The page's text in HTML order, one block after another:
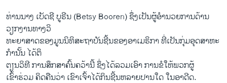
ທ່ານນາງ ເບັດຊີ ບູຣີນ (Betsy Booren) ຊຶ່ງເປັນຜູ້ອໍານວຍການດ້ານ
ວຽກງານທາງວິ
ທະຍາສາດຂອງມູນນິທິສະຖາບັນຊີ້ນຂອງອາເມຣິກາ ທີ່ເປັນກຸ່ມອຸດສາຫະ
ກໍານັ້ນ ໄດ້ຕິ
ຕຽນວິທີ ການສຶກສາຄົ້ນຄວ້ານີ້ ຊຶ່ງໄດ້ລວມເອົາ ການຂໍໃຫ້ພວກຜູ້
ເຂົ້າຮ່ວມ ຄິດຄືນວ່າ ເຂົາເຈົ້າໄດ້ກິນຊີ້ນຫລາຍປານໃດ ໃນອາດີດ.